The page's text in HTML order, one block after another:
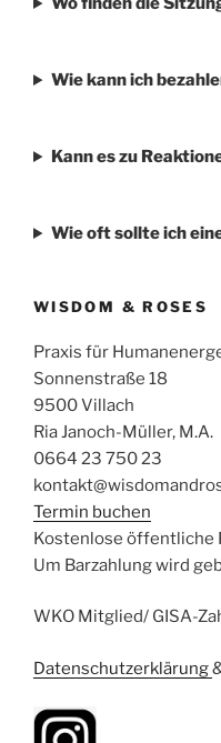
Wie kann ich
Kann es zu
Wie oft sollte ich
WISDOM & ROSES
Praxis für
Sonnenstraße 18
9500 Villach
Ria Janoch-Müller, M.A.
0664 23 750 23
Termin buchen
Kostenlose öffentliche
Um Barzahlung wird
WKO Mitglied/ GISA-
Datenschutzerklärung